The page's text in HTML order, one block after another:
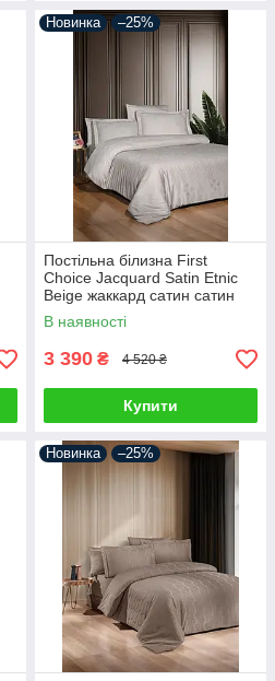
Новинка –25%
Постільна білизна First
Choice Jacquard Satin Etnic
Beige жаккард сатин сатин
Туреччина 200х220см
В наявності
3 390 ₴ 4 520 ₴
Купити
Новинка –25%